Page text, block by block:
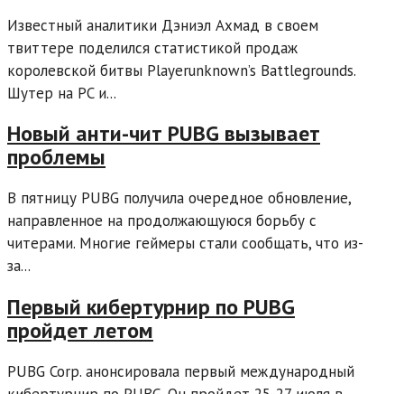
Известный аналитики Дэниэл Ахмад в своем
твиттере поделился статистикой продаж
королевской битвы Playerunknown’s Battlegrounds.
Шутер на PC и...
Новый анти-чит PUBG вызывает
проблемы
В пятницу PUBG получила очередное обновление,
направленное на продолжающуюся борьбу с
читерами. Многие геймеры стали сообщать, что из-
за...
Первый кибертурнир по PUBG
пройдет летом
PUBG Corp. анонсировала первый международный